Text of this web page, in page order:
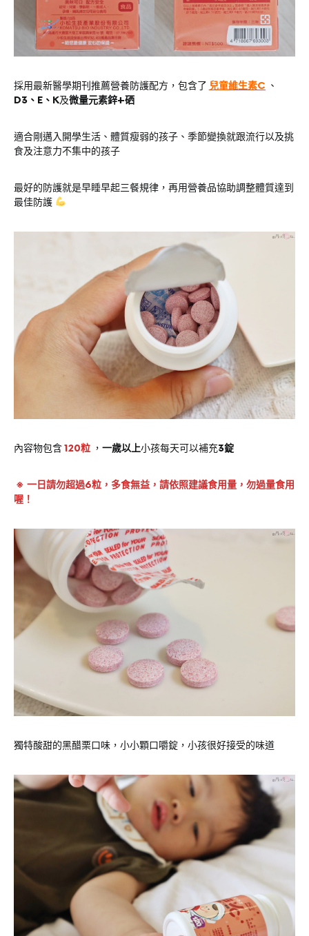
採用最新醫學期刊推薦營養防護配方，包含了 兒童維生素C 、
D3、E、K及微量元素鋅+硒
適合剛邁入開學生活、體質瘦弱的孩子、季節變換就跟流行以及挑
食及注意力不集中的孩子
最好的防護就是早睡早起三餐規律，再用營養品協助調整體質達到
最佳防護
內容物包含120粒 ， 一歲以上小孩每天可以補充3錠
※ 一日請勿超過6粒，多食無益，請依照建議食用量，勿過量食用
喔！
獨特酸甜的黑醋栗口味，小小顆口嚼錠，小孩很好接受的味道